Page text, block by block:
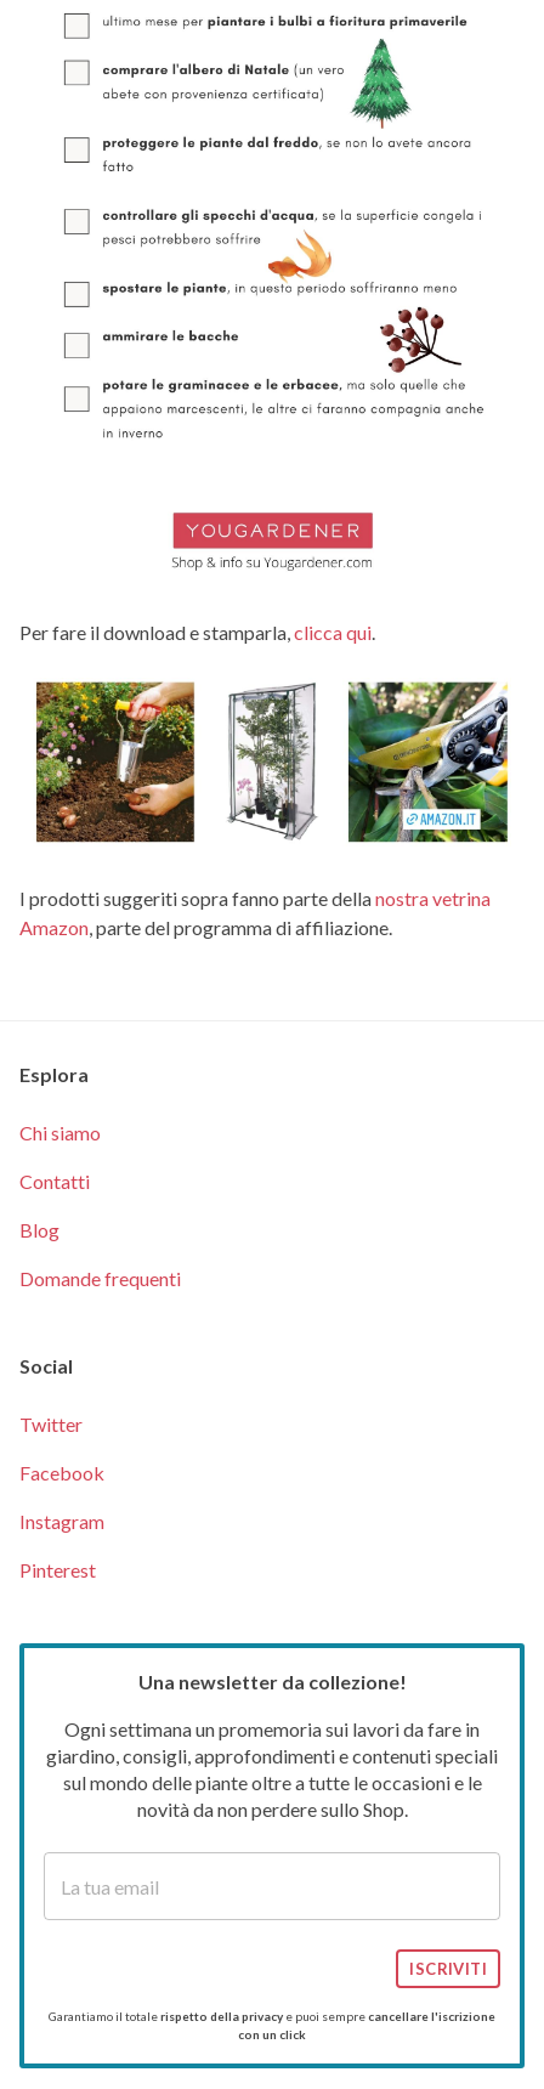
Per fare il download e stamparla, clicca qui
I prodotti suggeriti sopra fanno parte dellanostra vetrina
Amazon, parte del programma di affiliazione.
Esplora
Chi siamo
Contatti
Blog
Domande frequenti
Social
Twitter
Facebook
Instagram
Pinterest
Una newsletter da collezione!
Ogni settimana un promemoria sui lavori da fare in
giardino, consigli, approfondimenti e contenuti speciali
sul mondo delle piante oltre a tutte le occasioni e le
novità da non perdere sullo Shop.
ISCRIVITI
Garantiamo il totalerispetto della privacy e puoi semprecancellare l'iscrizione
con un click